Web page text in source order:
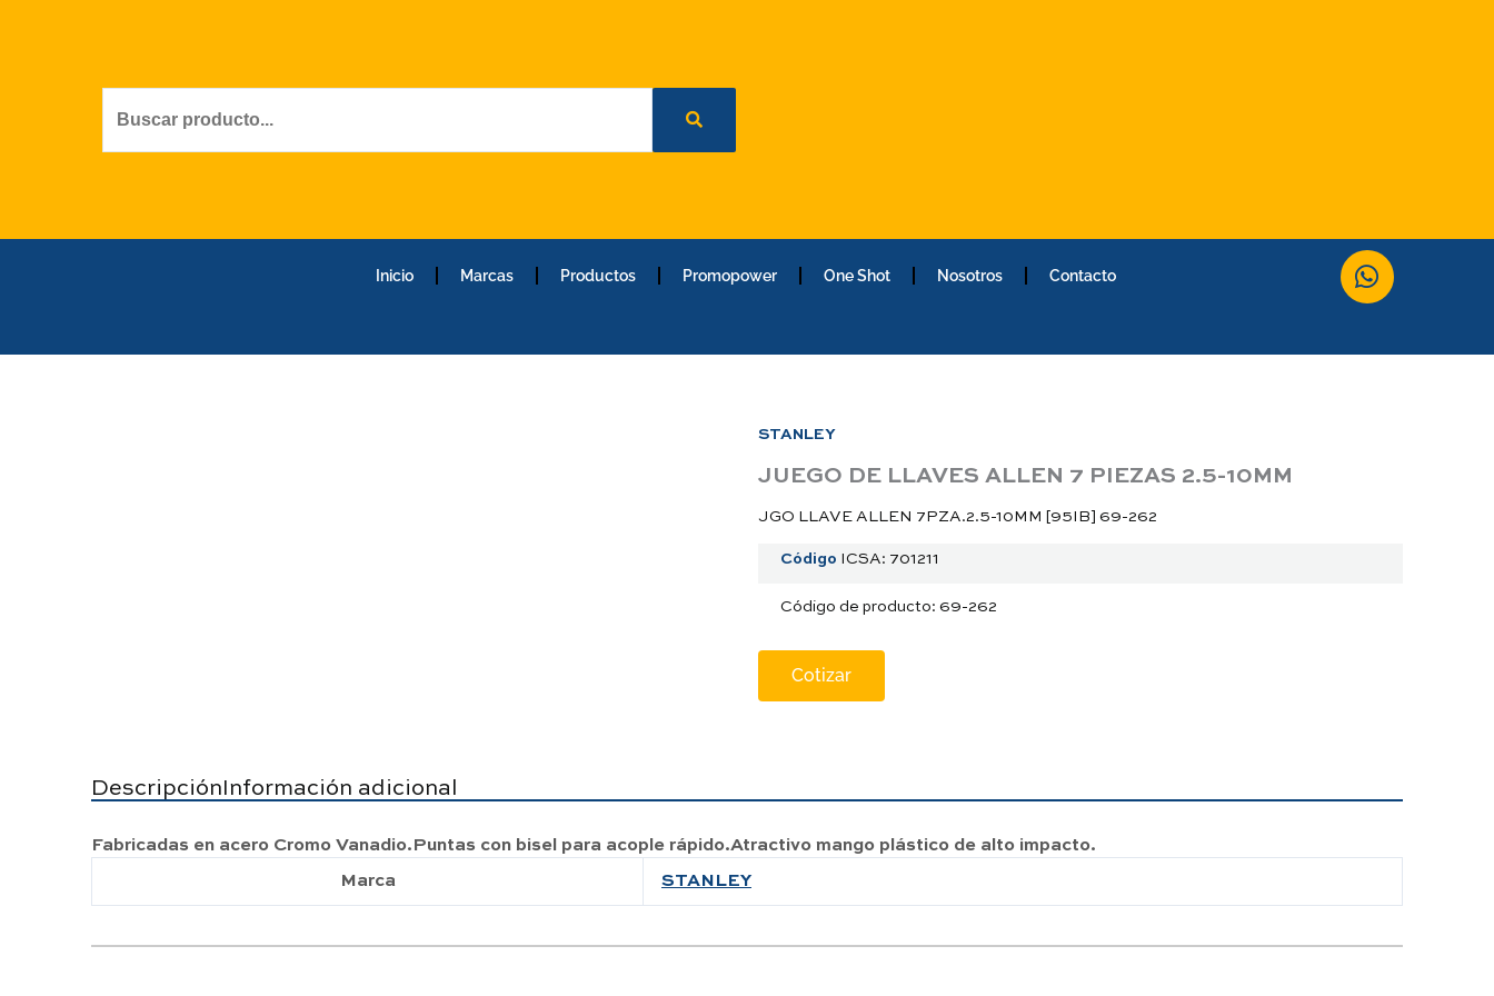
Inicio Marcas Productos Promopower One Shot Nosotros Contacto
W
h
STANLEY
JUEGO DE LLAVES ALLEN 7 PIEZAS 2.5-10MM
JGO LLAVE ALLEN 7PZA.2.5-10MM [95IB] 69-262
Código ICSA: 701211
Código de producto: 69-262
Cotizar
DescripciónInformación adicional
Fabricadas en acero Cromo Vanadio.Puntas con bisel para acople rápido.Atractivo mango plástico de alto impacto.
Marca
STANLEY